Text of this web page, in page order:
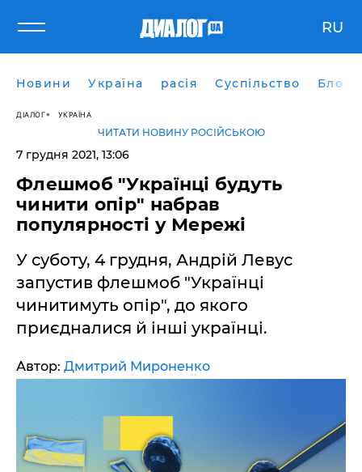
RU
Новини Україна расія Суспільство Блоги
ДІАЛОГ УКРАЇНА
ЧИТАТИ НОВИНУ РОСІЙСЬКОЮ
7 грудня 2021, 13:06
​Флешмоб "Українці будуть
чинити опір" набрав
популярності у Мережі
У суботу, 4 грудня, Андрій Левус
запустив флешмоб "Українці
чинитимуть опір", до якого
приєдналися й інші українці.
Автор: Дмитрий Мироненко